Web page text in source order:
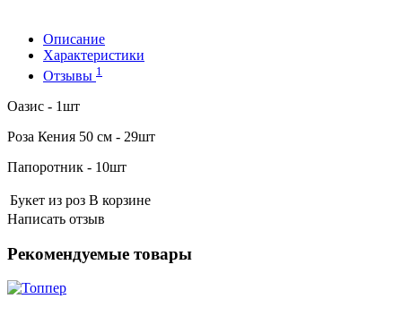
Описание
Характеристики
Отзывы 1
Оазис - 1шт
Роза Кения 50 см - 29шт
Папоротник - 10шт
Букет из роз В корзине
Написать отзыв
Рекомендуемые товары